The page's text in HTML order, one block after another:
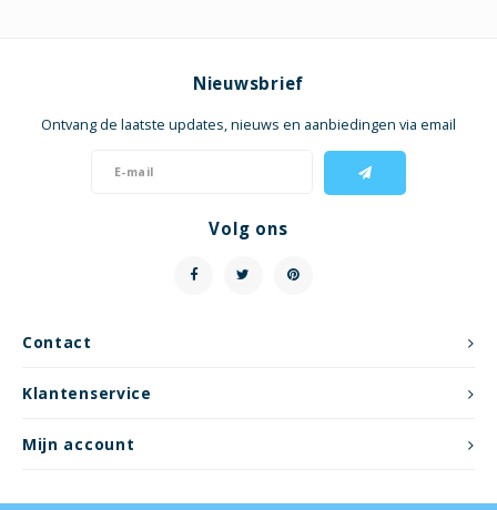
Contact
Nieuwsbrief
Ontvang de laatste updates, nieuws en aanbiedingen via email
Volg ons
Klantenservice
Mijn account